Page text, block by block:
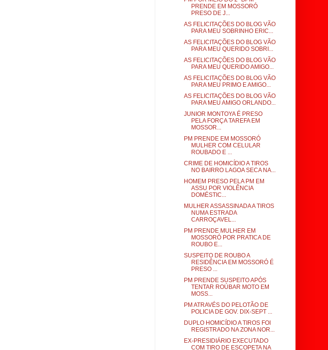
PRENDE EM MOSSORÓ
PRESO DE J...
AS FELICITAÇÕES DO BLOG VÃO
PARA MEU SOBRINHO ERIC...
AS FELICITAÇÕES DO BLOG VÃO
PARA MEU QUERIDO SOBRI...
AS FELICITAÇÕES DO BLOG VÃO
PARA MEU QUERIDO AMIGO...
AS FELICITAÇÕES DO BLOG VÃO
PARA MEU PRIMO E AMIGO...
AS FELICITAÇÕES DO BLOG VÃO
PARA MEU AMIGO ORLANDO...
JUNIOR MONTOYA É PRESO
PELA FORÇA TAREFA EM
MOSSOR...
PM PRENDE EM MOSSORÓ
MULHER COM CELULAR
ROUBADO E ...
CRIME DE HOMICÍDIO A TIROS
NO BAIRRO LAGOA SECA NA...
HOMEM PRESO PELA PM EM
ASSU POR VIOLÊNCIA
DOMÉSTIC...
MULHER ASSASSINADA A TIROS
NUMA ESTRADA
CARROÇAVEL...
PM PRENDE MULHER EM
MOSSORÓ POR PRATICA DE
ROUBO E...
SUSPEITO DE ROUBO A
RESIDÊNCIA EM MOSSORÓ É
PRESO ...
PM PRENDE SUSPEITO APÓS
TENTAR ROÚBAR MOTO EM
MOSS...
PM ATRAVÉS DO PELOTÃO DE
POLICIA DE GOV. DIX-SEPT ...
DUPLO HOMICÍDIO A TIROS FOI
REGISTRADO NA ZONA NOR...
EX-PRESIDIÁRIO EXECUTADO
COM TIRO DE ESCOPETA NA